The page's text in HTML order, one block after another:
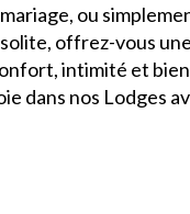
ou
offrez-vous
intimité et
dans nos Lodges